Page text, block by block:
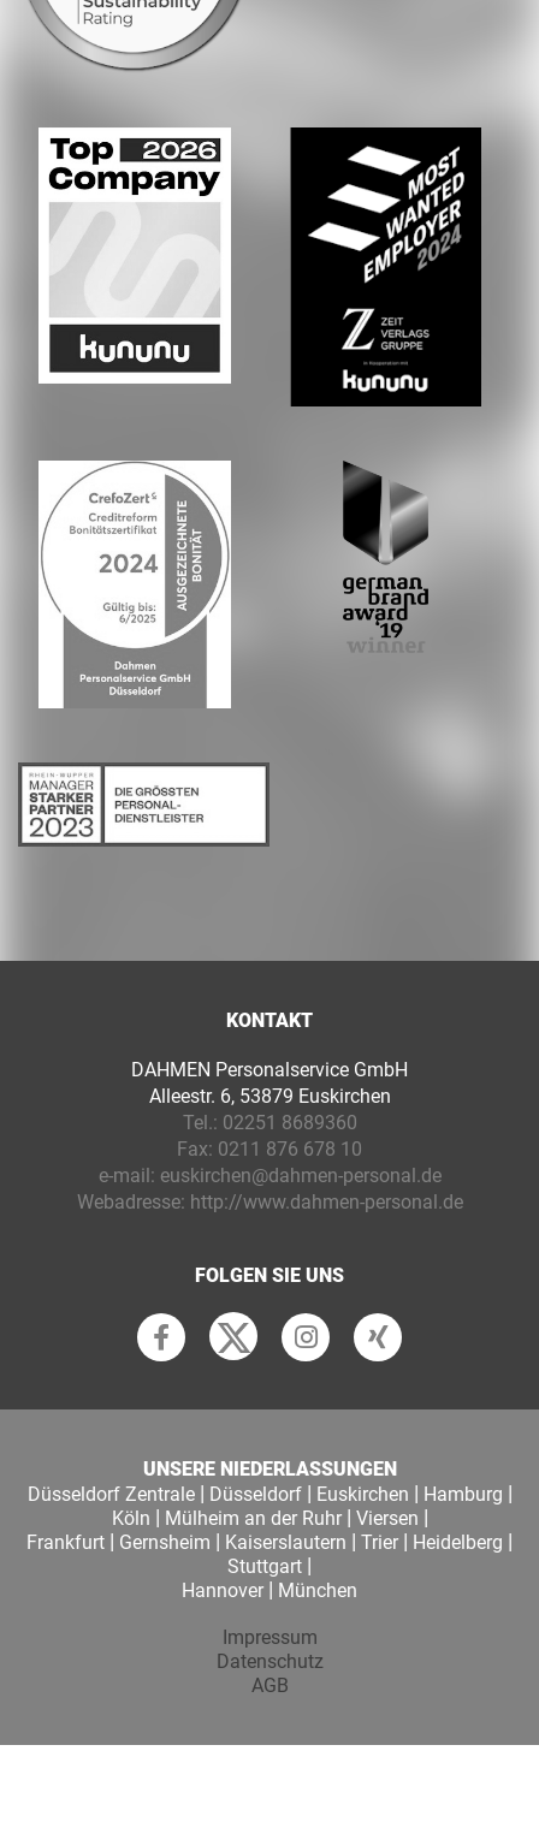
KONTAKT
DAHMEN Personalservice GmbH
Alleestr. 6, 53879 Euskirchen
Tel.: 02251 8689360
Fax: 0211 876 678 10
e-mail: euskirchen@dahmen-personal.de
Webadresse: http://www.dahmen-personal.de
FOLGEN SIE UNS
UNSERE NIEDERLASSUNGEN
Düsseldorf Zentrale| Düsseldorf| Euskirchen | Hamburg |
Köln | Mülheim an der Ruhr| Viersen |
Frankfurt | Gernsheim | Kaiserslautern | Trier | Heidelberg |
Stuttgart |
Hannover | München
Impressum
Datenschutz
AGB